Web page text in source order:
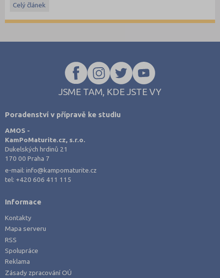
Stáhněte si ostré i ilustrační testy
Celý článek
JSME TAM, KDE JSTE VY
Poradenství v přípravě ke studiu
AMOS -
KamPoMaturite.cz, s.r.o.
Dukelských hrdinů 21
170 00 Praha 7
e-mail:info@kampomaturite.cz
tel: +420 606 411 115
Informace
Kontakty
Mapa serveru
RSS
Spolupráce
Reklama
Zásady zpracování OÚ